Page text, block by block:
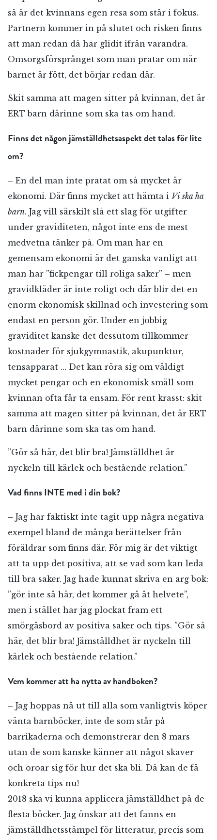
så är det kvinnans egen resa som står i fokus.
Partnern kommer in på slutet och risken finns
att man redan då har glidit ifrån varandra.
Omsorgsförsprånget som man pratar om när
barnet är fött, det börjar redan där.
Skit samma att magen sitter på kvinnan, det är
ERT barn därinne som ska tas om hand.
Finns det någon jämställdhetsaspekt det talas för lite
om?
– En del man inte pratat om så mycket är
ekonomi. Där finns mycket att hämta i Vi ska ha
barn. Jag vill särskilt slå ett slag för utgifter
under graviditeten, något inte ens de mest
medvetna tänker på. Om man har en
gemensam ekonomi är det ganska vanligt att
man har ”fickpengar till roliga saker” – men
gravidkläder är inte roligt och där blir det en
enorm ekonomisk skillnad och investering som
endast en person gör. Under en jobbig
graviditet kanske det dessutom tillkommer
kostnader för sjukgymnastik, akupunktur,
tensapparat … Det kan röra sig om väldigt
mycket pengar och en ekonomisk smäll som
kvinnan ofta får ta ensam. För rent krasst: skit
samma att magen sitter på kvinnan, det är ERT
barn därinne som ska tas om hand.
”Gör så här, det blir bra! Jämställdhet är
nyckeln till kärlek och bestående relation.”
Vad finns INTE med i din bok?
– Jag har faktiskt inte tagit upp några negativa
exempel bland de många berättelser från
föräldrar som finns där. För mig är det viktigt
att ta upp det positiva, att se vad som kan leda
till bra saker. Jag hade kunnat skriva en arg bok:
”gör inte så här, det kommer gå åt helvete”,
men i stället har jag plockat fram ett
smörgåsbord av positiva saker och tips. ”Gör så
här, det blir bra! Jämställdhet är nyckeln till
kärlek och bestående relation.”
Vem kommer att ha nytta av handboken?
– Jag hoppas nå ut till alla som vanligtvis köper
vänta barnböcker, inte de som står på
barrikaderna och demonstrerar den 8 mars
utan de som kanske känner att något skaver
och oroar sig för hur det ska bli. Då kan de få
konkreta tips nu!
2018 ska vi kunna applicera jämställdhet på de
flesta böcker. Jag önskar att det fanns en
jämställdhetsstämpel för litteratur, precis som